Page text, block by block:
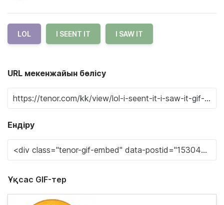
LOL I SEENT IT I SAW IT
URL мекенжайын бөлісу
Ендіру
Ұқсас GIF-тер